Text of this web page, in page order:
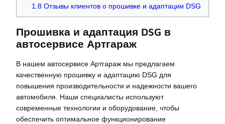
1.8 Отзывы клиентов о прошивке и адаптации DSG
Прошивка и адаптация DSG в
автосервисе Артгараж
В нашем автосервисе Артгараж мы предлагаем
качественную прошивку и адаптацию DSG для
повышения производительности и надежности вашего
автомобиля. Наши специалисты используют
современные технологии и оборудование, чтобы
обеспечить оптимальное функционирование